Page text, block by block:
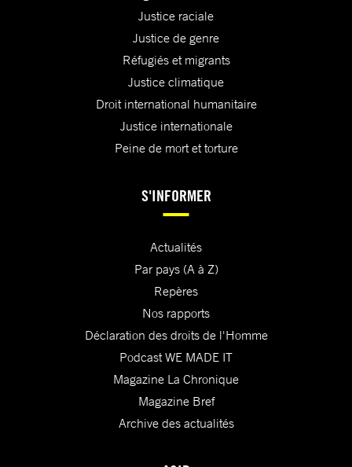
Justice raciale
Justice de genre
Réfugiés et migrants
Justice climatique
Droit international humanitaire
Justice internationale
Peine de mort et torture
S'INFORMER
Actualités
Par pays (A à Z)
Repères
Nos rapports
Déclaration des droits de l'Homme
Podcast WE MADE IT
Magazine La Chronique
Magazine Bref
Archive des actualités